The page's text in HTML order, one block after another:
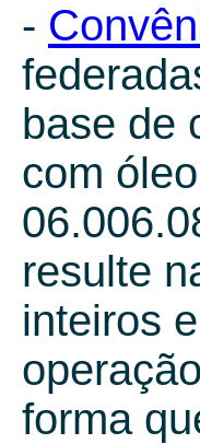
-
base de
com
resulte
inteiros
forma